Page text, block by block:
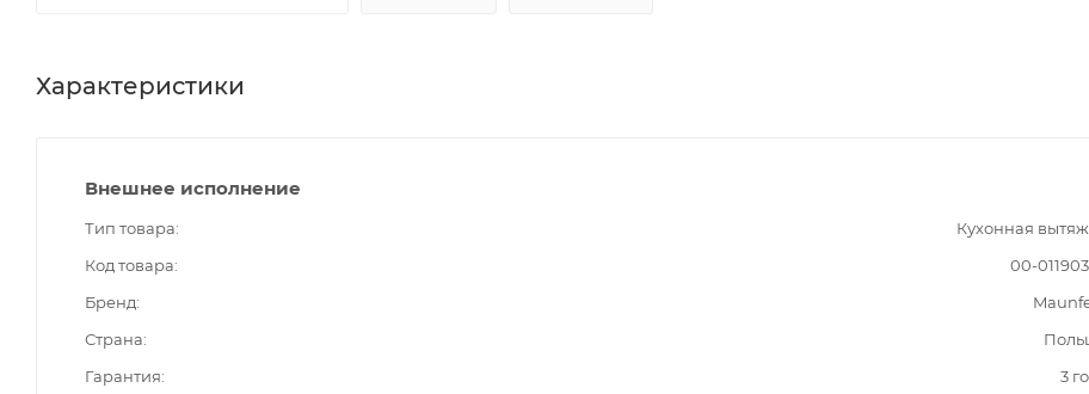
Характеристики
Внешнее исполнение
Тип товара
Кухонная
Код товара
00-
Бренд
Страна
Гарантия
3